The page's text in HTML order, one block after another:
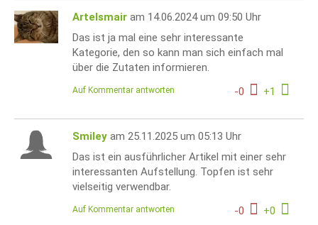
Artelsmair am 14.06.2024 um 09:50 Uhr
Das ist ja mal eine sehr interessante
Kategorie, den so kann man sich einfach mal
über die Zutaten informieren.
-0 +1
Auf Kommentar antworten
Smiley am 25.11.2025 um 05:13 Uhr
Das ist ein ausführlicher Artikel mit einer sehr
interessanten Aufstellung. Topfen ist sehr
vielseitig verwendbar.
-0 +0
Auf Kommentar antworten